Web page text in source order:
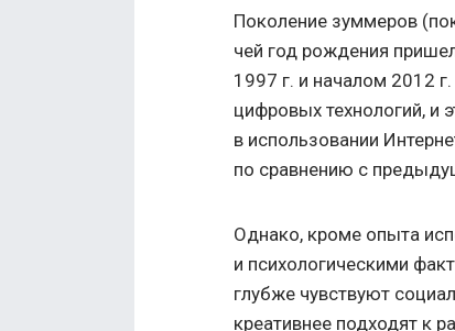
Поколение зуммеров
чей год рождения
1997 г. и началом 2012
цифровых технологий, и
в использовании
по сравнению с
Однако, кроме опыта
и психологическими
глубже чувствуют
креативнее подходят к